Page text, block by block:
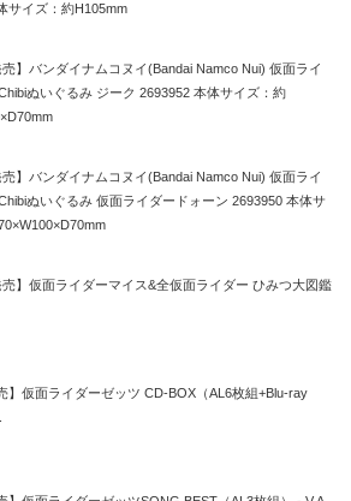
サイズ：約H105mm
売】バンダイナムコヌイ(Bandai Namco Nui) 仮面ライ
ぬいぐるみ ジーク 2693952 本体サイズ：約
売】バンダイナムコヌイ(Bandai Namco Nui) 仮面ライ
ぬいぐるみ 仮面ライダードォーン 2693950 本体サ
売】仮面ライダーマイス&全仮面ライダー ひみつ大図鑑
】仮面ライダーゼッツ CD-BOX（AL6枚組+Blu-ray